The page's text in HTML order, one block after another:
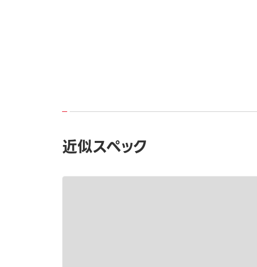
近似スペック